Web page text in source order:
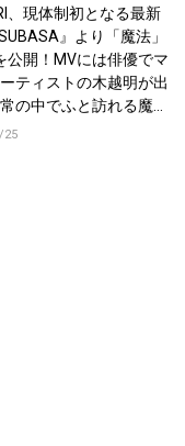
、現体制初となる最新
』より「魔法」
公開！MVには俳優でマ
ティストの木越明が出
の中でふと訪れる魔法
注目！
25